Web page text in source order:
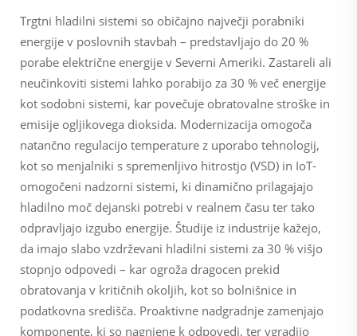
Trgtni hladilni sistemi so običajno največji porabniki
energije v poslovnih stavbah – predstavljajo do 20 %
porabe električne energije v Severni Ameriki. Zastareli ali
neučinkoviti sistemi lahko porabijo za 30 % več energije
kot sodobni sistemi, kar povečuje obratovalne stroške in
emisije ogljikovega dioksida. Modernizacija omogoča
natančno regulacijo temperature z uporabo tehnologij,
kot so menjalniki s spremenljivo hitrostjo (VSD) in IoT-
omogočeni nadzorni sistemi, ki dinamično prilagajajo
hladilno moč dejanski potrebi v realnem času ter tako
odpravljajo izgubo energije. Študije iz industrije kažejo,
da imajo slabo vzdrževani hladilni sistemi za 30 % višjo
stopnjo odpovedi – kar ogroža dragocen prekid
obratovanja v kritičnih okoljih, kot so bolnišnice in
podatkovna središča. Proaktivne nadgradnje zamenjajo
komponente, ki so nagnjene k odpovedi, ter vgradijo